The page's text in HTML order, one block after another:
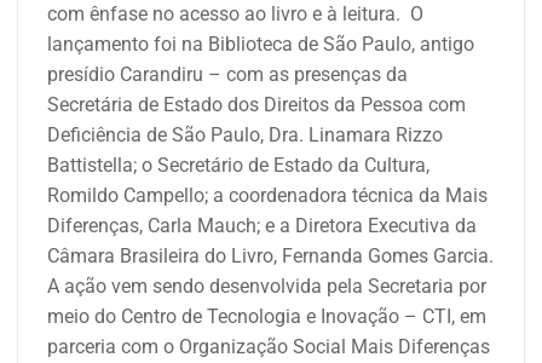
com ênfase no acesso ao livro e à leitura. O
lançamento foi na Biblioteca de São Paulo, antigo
presídio Carandiru – com as presenças da
Secretária de Estado dos Direitos da Pessoa com
Deficiência de São Paulo, Dra. Linamara Rizzo
Battistella; o Secretário de Estado da Cultura,
Romildo Campello; a coordenadora técnica da Mais
Diferenças, Carla Mauch; e a Diretora Executiva da
Câmara Brasileira do Livro, Fernanda Gomes Garcia.
A ação vem sendo desenvolvida pela Secretaria por
meio do Centro de Tecnologia e Inovação – CTI, em
parceria com o Organização Social Mais Diferenças